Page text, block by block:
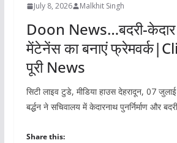
July 8, 2026 Malkhit Singh
Doon News…बदरी-
मेंटेनेंस का बनाएं
पूरी News
सिटी लाइव टुडे, मीडिया हाउस देहरादून, 07
बर्द्धन ने सचिवालय में केदारनाथ पुनर्निर्माण और
Share this: